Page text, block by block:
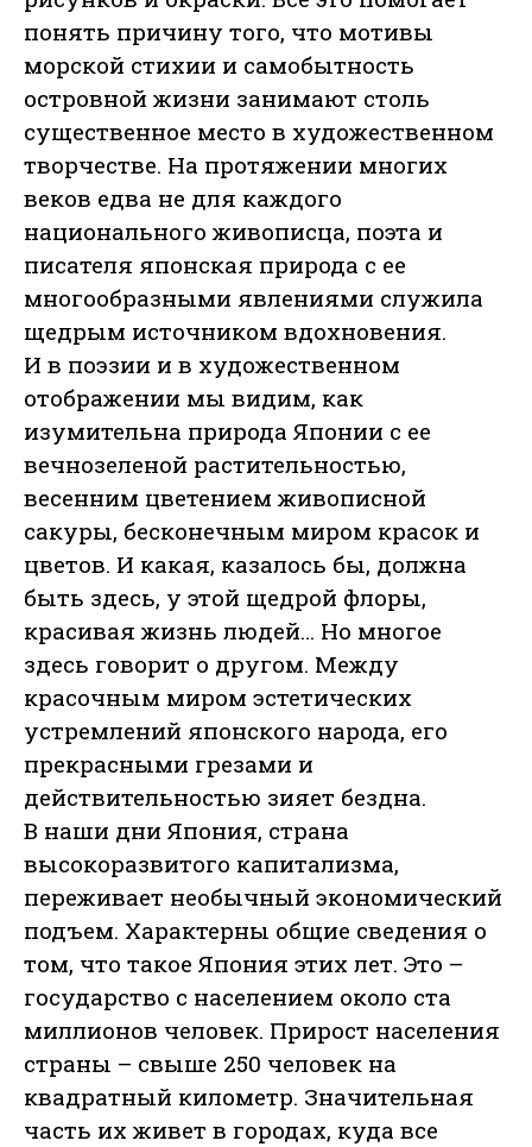
понять причину того, что мотивы
морской стихии и самобытность
островной жизни занимают столь
существенное место в художественном
творчестве. На протяжении многих
веков едва не для каждого
национального живописца, поэта и
писателя японская природа с ее
многообразными явлениями служила
щедрым источником вдохновения.
И в поэзии и в художественном
отображении мы видим, как
изумительна природа Японии с ее
вечнозеленой растительностью,
весенним цветением живописной
сакуры, бесконечным миром красок и
цветов. И какая, казалось бы, должна
быть здесь, у этой щедрой флоры,
красивая жизнь людей… Но многое
здесь говорит о другом. Между
красочным миром эстетических
устремлений японского народа, его
прекрасными грезами и
действительностью зияет бездна.
В наши дни Япония, страна
высокоразвитого капитализма,
переживает необычный экономический
подъем. Характерны общие сведения о
том, что такое Япония этих лет. Это –
государство с населением около ста
миллионов человек. Прирост населения
страны – свыше 250 человек на
квадратный километр. Значительная
часть их живет в городах, куда все